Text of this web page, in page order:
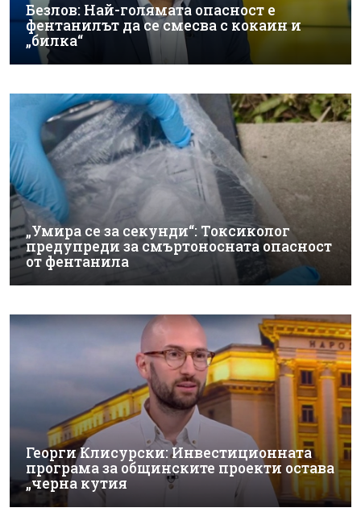
Безлов: Най-голямата опасност е
фентанилът да се смесва с кокаин и
„билка“
„Умира се за секунди“: Токсиколог
предупреди за смъртоносната опасност
от фентанила
Георги Клисурски: Инвестиционната
програма за общинските проекти остава
„черна кутия